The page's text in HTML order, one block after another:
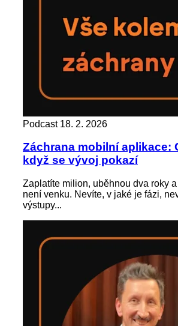
Podcast 18. 2. 2026
Záchrana mobilní aplikace:
když se vývoj pokazí
Zaplatíte milion, uběhnou dva roky
není venku. Nevíte, v jaké je fázi,
výstupy...